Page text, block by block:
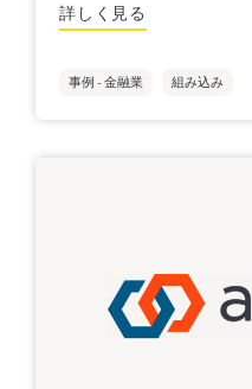
詳しく見る
事例 - 金融業 組み込み